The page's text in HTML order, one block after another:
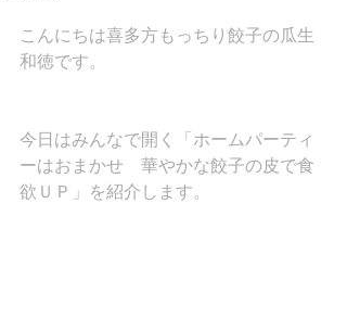
こんにちは喜多方もっちり餃子の瓜生
和徳です。
今日はみんなで開く「ホームパーティ
ーはおまかせ　華やかな餃子の皮で食
欲ＵＰ」を紹介します。